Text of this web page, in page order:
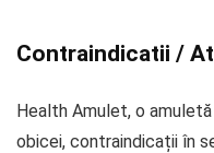
Contraindicatii /
Health Amulet, o
obicei, contraindicații în